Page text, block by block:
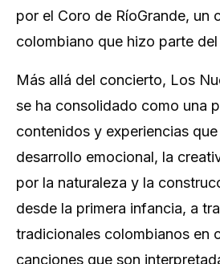
por el Coro de RíoGrande, un
colombiano que hizo parte
Más allá del concierto, Los
se ha consolidado como una
contenidos y experiencias
desarrollo emocional, la
por la naturaleza y la
desde la primera infancia, a
tradicionales colombianos en
canciones que son